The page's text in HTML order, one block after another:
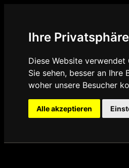
Ihre
Diese Website
Sie sehen, besser an
woher unsere Besucher
Alle akzeptieren